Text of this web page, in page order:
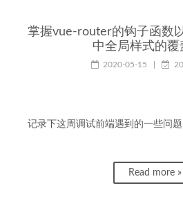
掌握vue-router的钩子函数
中全局样式的覆
2020-05-15
记录下这周调试前端遇到的一些问题
Read more »